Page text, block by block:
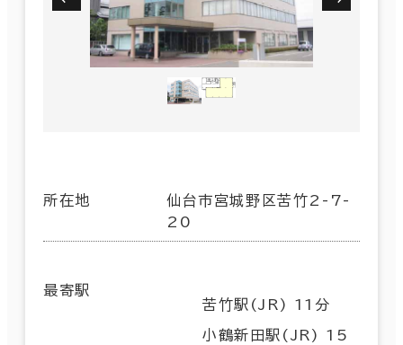
所在地
仙台市宮城野区苦竹2-7-
20
最寄駅
苦竹駅(JR) 11分
小鶴新田駅(JR) 15